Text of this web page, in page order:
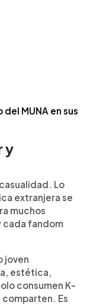
MUNA en sus
y
Lo
extranjera se
muchos
cada fandom
joven
estética,
consumen K-
comparten. Es